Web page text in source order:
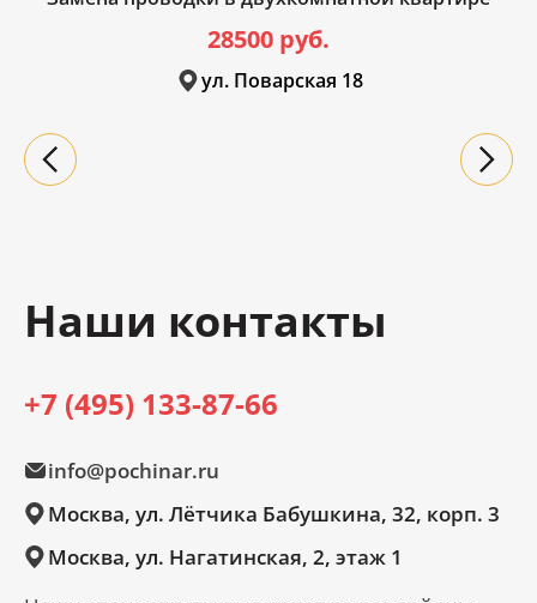
28500 руб.
ул. Поварская 18
Наши контакты
+7 (495) 133-87-66
info@pochinar.ru
Москва, ул. Лётчика Бабушкина, 32, корп. 3
Москва, ул. Нагатинская, 2, этаж 1